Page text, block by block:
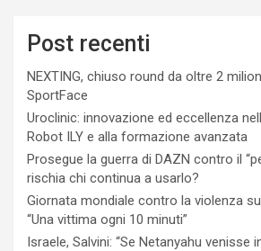
Post recenti
NEXTING, chiuso round da oltre 2
SportFace
Uroclinic: innovazione ed eccellenza
Robot ILY e alla formazione avanzata
Prosegue la guerra di DAZN contro il
rischia chi continua a usarlo?
Giornata mondiale contro la violenza
“Una vittima ogni 10 minuti”
Israele, Salvini: “Se Netanyahu venisse